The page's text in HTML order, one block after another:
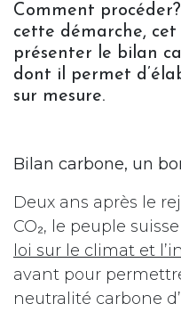
Comment
cette démarche,
présenter le bilan
dont il permet
sur mesure.
Bilan carbone, un
Deux ans après le
CO₂, le peuple
loi sur le climat et
avant pour
neutralité carbone